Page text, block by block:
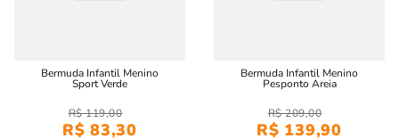
Bermuda Infantil Menino
Sport Verde
R$ 119,00
R$ 83,30
Bermuda Infantil Menino
Pesponto Areia
R$ 209,00
R$ 139,90